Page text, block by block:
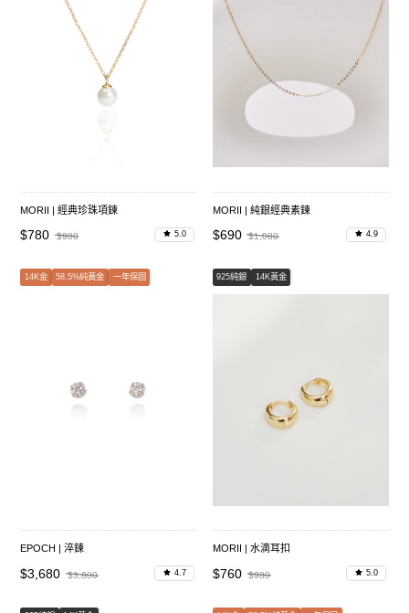
MORII | 經典珍珠項鍊
$780 $980 5.0
MORII | 純銀經典素鍊
$690 $1,080 4.9
14K金 58.5%純黃金 一年保固
EPOCH | 淬鍊
$3,680 $3,800 4.7
925純銀 14K黃金
MORII | 水滴耳扣
$760 $980 5.0